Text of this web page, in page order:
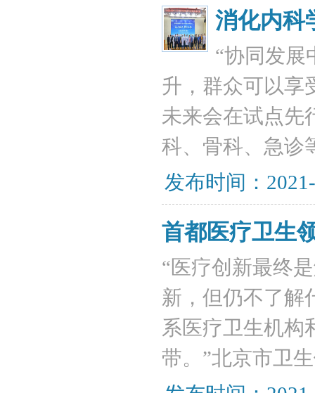
消化内科
“协同发展
升，群众可以享
未来会在试点先
科、骨科、急诊
发布时间：
首都医疗卫生
“医疗创新最终
新，但仍不了解
系医疗卫生机构
带。”北京市卫